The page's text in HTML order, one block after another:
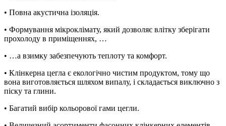
• Повна акустична ізоляція.
• Формування мікроклімату, який дозволяє влітку зберігати
прохолоду в приміщеннях, …
• …а взимку забезпечують теплоту та комфорт.
• Клінкерна цегла є екологічно чистим продуктом, тому що
вона виготовляється шляхом випалу, і складається виключно з
піску та глини.
• Багатий вибір кольорової гами цегли.